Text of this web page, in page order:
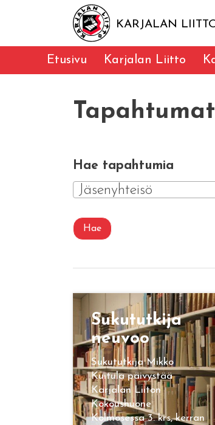
KARJALAN
Etusivu Karjalan Liitto
Tapahtumat
Hae tapahtumia
Jäsenyhteisö
Hae
Su­ku­tut­ki­ja
neu­voo
Sukututkija Mikko
Kuitula päivystää
Karjalan Liiton
Kokoushuone
Kolmosessa 3. krs, kerran